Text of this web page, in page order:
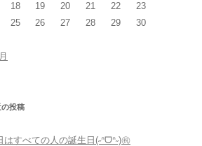
18 19 20 21 22
23
25 26 27 28 29
30
の投稿
はすべての人の誕生日(˶ᐢᗜᐢ˶)㊗️